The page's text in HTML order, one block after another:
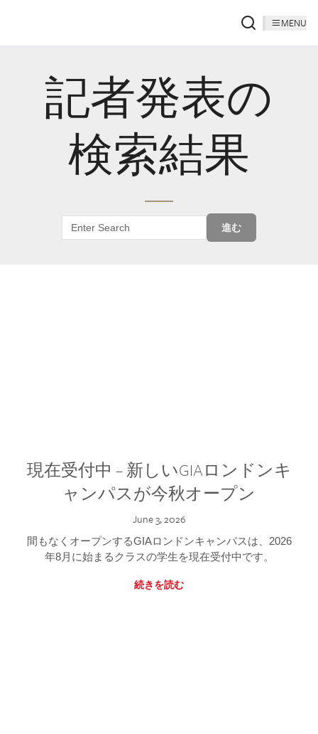
MENU
記者発表の
検索結果
進む
現在受付中 – 新しいGIAロンドンキ
ャンパスが今秋オープン
June 3, 2026
間もなくオープンするGIAロンドンキャンパスは、2026
年8月に始まるクラスの学生を現在受付中です。
続きを読む